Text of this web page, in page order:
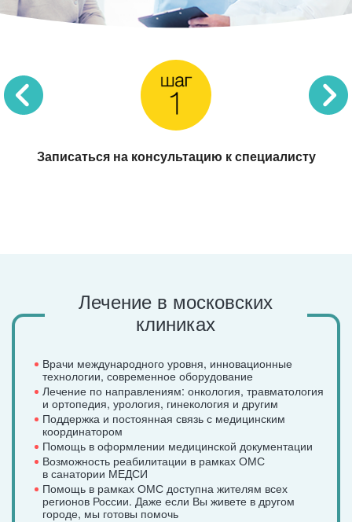
Прием невролога
Записаться на консультацию к специалисту
Лечение в московских
клиниках
Врачи международного уровня, инновационные
технологии, современное оборудование
Лечение по направлениям: онкология, травматология
и ортопедия, урология, гинекология и другим
Поддержка и постоянная связь с медицинским
координатором
Помощь в оформлении медицинской документации
Возможность реабилитации в рамках ОМС
в санатории МЕДСИ
Помощь в рамках ОМС доступна жителям всех
регионов России. Даже если Вы живете в другом
городе, мы готовы помочь